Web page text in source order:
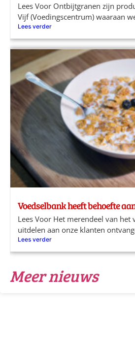
Lees Voor Ontbijtgranen zijn
Vijf (Voedingscentrum) waaraan
Lees verder
Voedselbank heeft behoefte
Lees Voor Het merendeel van het
uitdelen aan onze klanten
Lees verder
Meer nieuws